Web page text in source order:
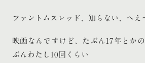
ファントムスレッド、知らない、へえ
映画なんですけど、たぶん17年とか
ぶんわたし10回くらい